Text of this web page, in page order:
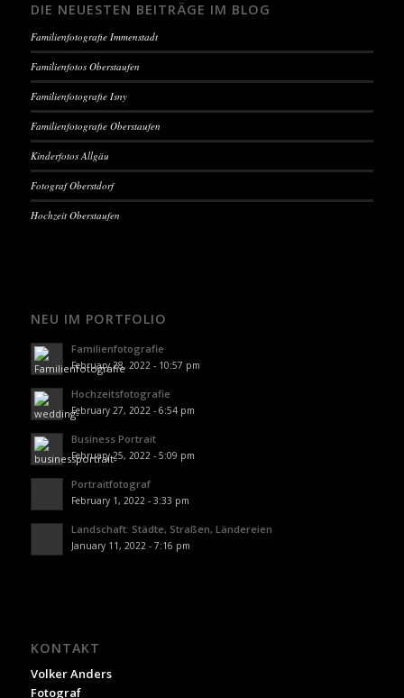
DIE NEUESTEN BEITRÄGE IM BLOG
Familienfotografie Immenstadt
Familienfotos Oberstaufen
Familienfotografie Isny
Familienfotografie Oberstaufen
Kinderfotos Allgäu
Fotograf Oberstdorf
Hochzeit Oberstaufen
NEU IM PORTFOLIO
Familienfotografie
February 28, 2022 - 10:57 pm
Hochzeitsfotografie
February 27, 2022 - 6:54 pm
Business Portrait
February 25, 2022 - 5:09 pm
Portraitfotograf
February 1, 2022 - 3:33 pm
Landschaft: Städte, Straßen, Ländereien
January 11, 2022 - 7:16 pm
KONTAKT
Volker Anders
Fotograf